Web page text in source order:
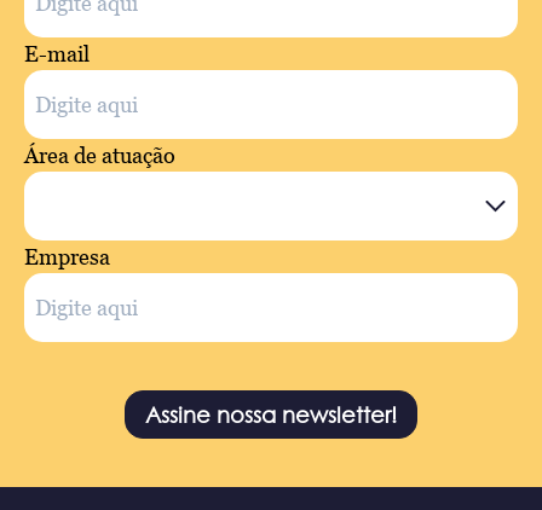
E-mail
Área de atuação
Empresa
Assine nossa newsletter!